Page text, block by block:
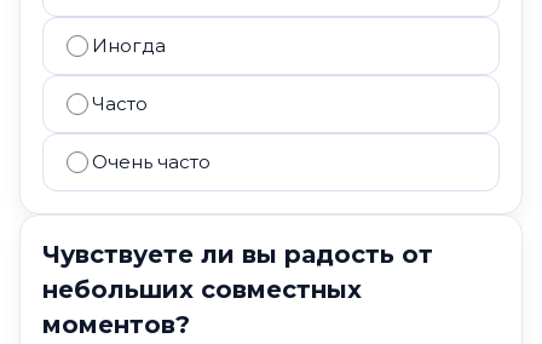
Иногда
Часто
Очень часто
Чувствуете ли вы радость от
небольших совместных
моментов?